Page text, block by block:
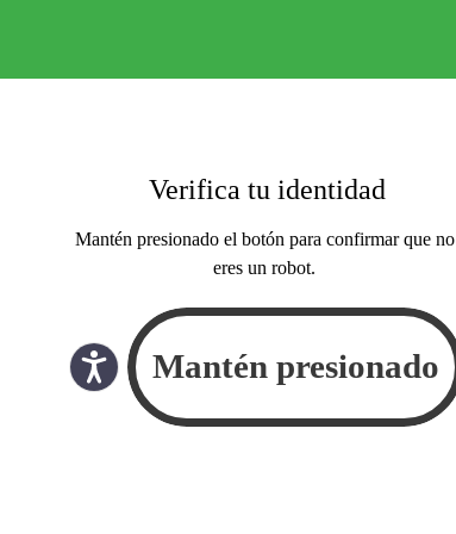
Verifica tu identidad
Mantén presionado el botón para confirmar que no
eres un robot.